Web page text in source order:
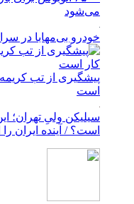
می‌شود
خودرو بی‌مهابا در
پیشگیری از تب
است
است؟ / آینده ایران